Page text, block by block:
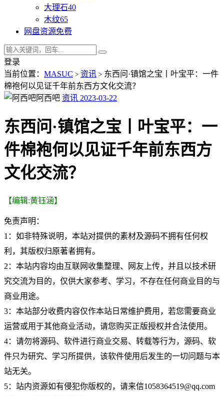
大理石40
木纹65
网盘资源免费
登录
当前位置： MASUC > 资讯 > 东西问·镇馆之宝丨叶宝平：一件
棉袍何以见证千年前东西方文化交流？
阿西吧 资讯 2023-03-22
东西问·镇馆之宝丨叶宝平：一
件棉袍何以见证千年前东西方
文化交流？
【编辑:黄钰涵】
免责声明：
1：如非特殊说明，本站对提供的素材及源码不拥有任何权
利，其版权归原著者拥有。
2：本站内容均由互联网收集整理、网友上传，并且以技术研
究交流为目的，仅供大家参考、学习，不存在任何商业目的与
商业用途。
3：本站部分收费内容仅作本站日常维护费用，若您需要商业
运营或用于其他商业活动，请您购买正版授权并合法使用。
4：请勿将源码、软件进行商业交易、转载等行为，源码、软
件只为研究、学习所提供，该软件使用后发生的一切问题与本
站无关。
5：站内资源如有侵犯你版权的，请来信1058364519@qq.com